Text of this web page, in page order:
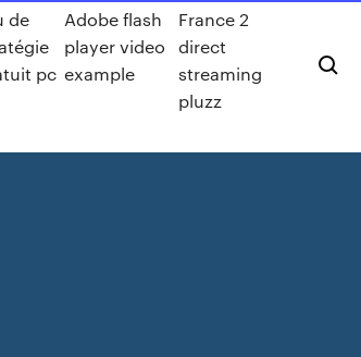
de
pc
Adobe flash
player video
example
France 2
direct
streaming
pluzz